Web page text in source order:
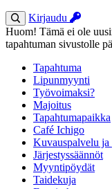
Kirjaudu
Huom! Tämä ei ole
tapahtuman sivustolle
Tapahtuma
Lipunmyynti
Työvoimaksi?
Majoitus
Tapahtumapaikka
Café Ichigo
Kuvauspalvelu ja
Järjestyssäännöt
Myyntipöydät
Taidekuja